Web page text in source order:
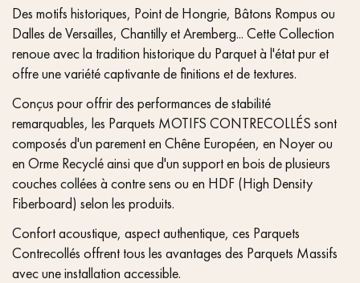
Obtenez un devis gratuit !
Des motifs historiques, Point de Hongrie, Bâtons Rompus ou
Dalles de Versailles, Chantilly et Aremberg... Cette Collection
renoue avec la tradition historique du Parquet à l'état pur et
offre une variété captivante de finitions et de textures.
Conçus pour offrir des performances de stabilité
remarquables, les Parquets MOTIFS CONTRECOLLÉS sont
composés d'un parement en Chêne Européen, en Noyer ou
en Orme Recyclé ainsi que d'un support en bois de plusieurs
couches collées à contre sens ou en HDF (High Density
Fiberboard) selon les produits.
Confort acoustique, aspect authentique, ces Parquets
Contrecollés offrent tous les avantages des Parquets Massifs
avec une installation accessible.